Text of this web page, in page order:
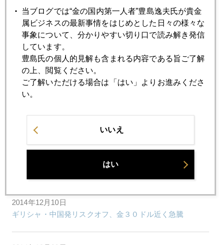
2014年12月17日
ロシア株、アップル時価総額の半分に縮小
2014年12月16日
ハトはタカになれるのか。
日本売りより日本頼みのヘッジファンド
2014年12月10日
ギリシャ・中国発リスクオフ、金３０ドル近く急騰
当ブログでは“金の国内第一人者”豊島逸夫氏が貴金
属ビジネスの最新事情をはじめとした日々の様々な
事象について、分かりやすい切り口で読み解き発信
しています。
豊島氏の個人的見解も含まれる内容である旨ご了解
の上、閲覧ください。
ご了解いただける場合は「はい」よりお進みくださ
い。
いいえ
はい